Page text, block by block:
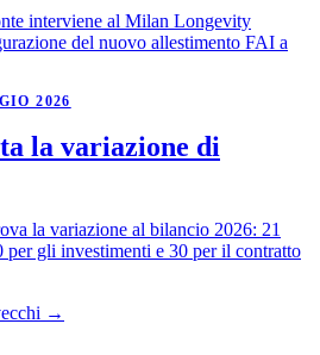
interviene al Milan Longevity
del nuovo allestimento FAI a
2026
la variazione di
la variazione al bilancio 2026: 21
gli investimenti e 30 per il contratto
→